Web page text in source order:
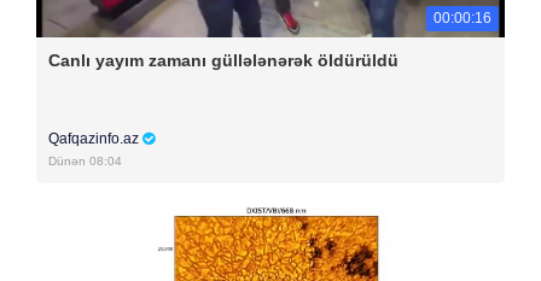
00:00:16
Canlı yayım zamanı güllələnərək öldürüldü
Qafqazinfo.az
Dünən 08:04